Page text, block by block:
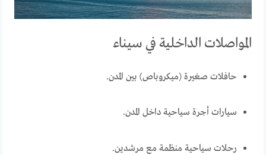
المواصلات الداخلية في سيناء
حافلات صغيرة (ميكروباص) بين المدن.
سيارات أجرة سياحية داخل المدن.
رحلات سياحية منظمة مع مرشدين.